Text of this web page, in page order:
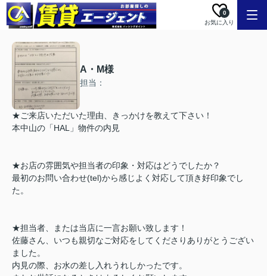
お気に入り
0
A・M様
担当：
★ご来店いただいた理由、きっかけを教えて下さい！
本中山の「HAL」物件の内見
★お店の雰囲気や担当者の印象・対応はどうでしたか？
最初のお問い合わせ(tel)から感じよく対応して頂き好印象でし
た。
★担当者、または当店に一言お願い致します！
佐藤さん、いつも親切なご対応をしてくださりありがとうござい
ました。
内見の際、お水の差し入れうれしかったです。